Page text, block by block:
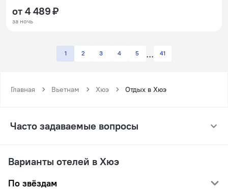
от 4 489 ₽
за ночь
1 2 3 4 5 41
Главная Вьетнам Хюэ Отдых в Хюэ
Часто задаваемые вопросы
Варианты отелей в Хюэ
По звёздам